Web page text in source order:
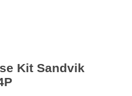
Kit Sandvik